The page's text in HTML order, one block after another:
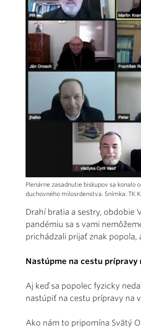
Plenárne zasadnutie biskupov sa konalo
duchovného milosrdenstva. Snímka: TK
Drahí bratia a sestry, obdobie
pandémiu sa s vami
prichádzali prijať znak
Nastúpme na cestu prípravy
Aj keď sa popolec fyzicky
nastúpiť na cestu prípravy na
Ako nám to pripomína Svä­tý